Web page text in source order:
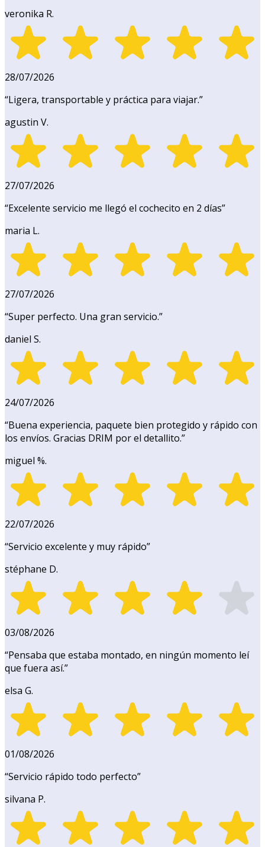
veronika R.
28/07/2026
“Ligera, transportable y práctica para viajar.”
agustin V.
27/07/2026
“Excelente servicio me llegó el cochecito en 2 días”
maria L.
27/07/2026
“Super perfecto. Una gran servicio.”
daniel S.
24/07/2026
“Buena experiencia, paquete bien protegido y rápido con
los envíos. Gracias DRIM por el detallito.”
miguel %.
22/07/2026
“Servicio excelente y muy rápido”
stéphane D.
03/08/2026
“Pensaba que estaba montado, en ningún momento leí
que fuera así.”
elsa G.
01/08/2026
“Servicio rápido todo perfecto”
silvana P.